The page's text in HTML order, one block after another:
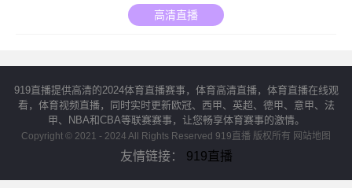
高清直播
919直播提供高清的2024体育直播赛事，体育高清直播，体育直播在线观
看，体育视频直播，同时实时更新欧冠、西甲、英超、德甲、意甲、法
甲、NBA和CBA等联赛赛事，让您畅享体育赛事的激情。
Copyright © 2021 - 2024 All Rights Reserved 919直播 版权所有 网站地图
友情链接： 919直播